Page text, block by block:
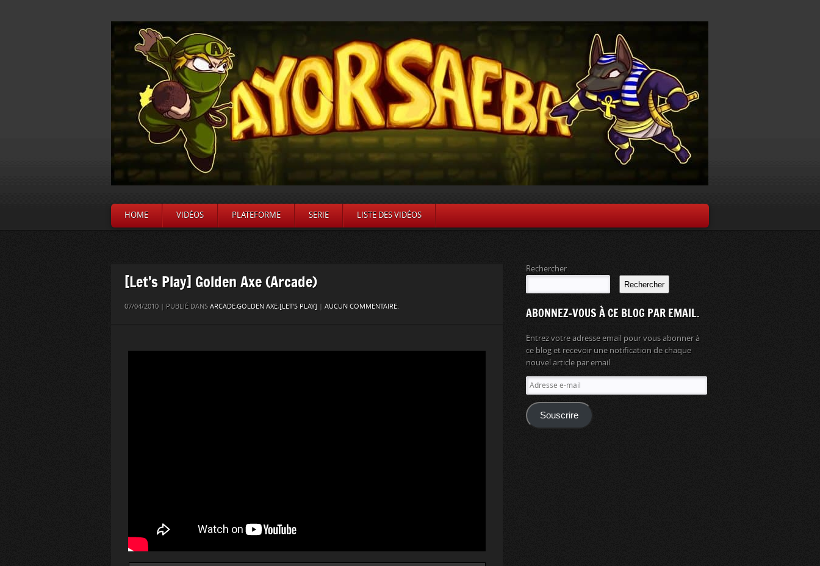
HOME VIDÉOS PLATEFORME SERIE LISTE DES VIDÉOS
[Let’s Play] Golden Axe (Arcade)
07/04/2010 | PUBLIÉ DANS ARCADE,GOLDEN AXE,[LET'S PLAY] | AUCUN COMMENTAIRE.
Rechercher
Rechercher
ABONNEZ-VOUS À CE BLOG PAR EMAIL.
Entrez votre adresse email pour vous abonner à
ce blog et recevoir une notification de chaque
nouvel article par email.
Adresse
e-
mail
Souscrire